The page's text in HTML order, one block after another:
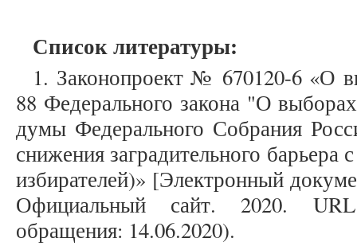
Список литературы:
1. Законопроект № 670120-6 «О
88 Федерального закона "О
думы Федерального Собрания
снижения заградительного барьера
избирателей)» [Электронный
Официальный сайт. 2020.
обращения: 14.06.2020).